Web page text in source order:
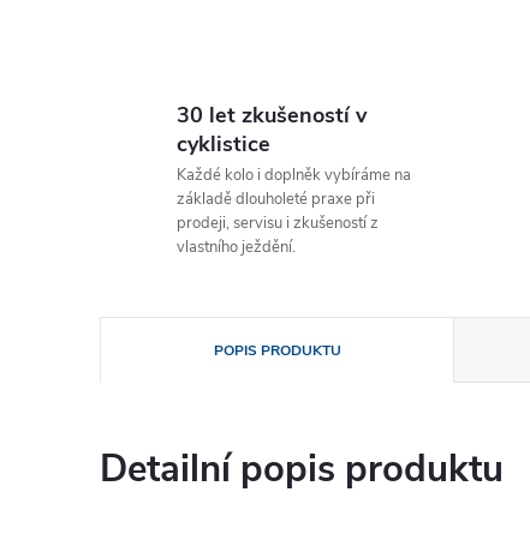
30 let zkušeností v
cyklistice
Každé kolo i doplněk vybíráme na
základě dlouholeté praxe při
prodeji, servisu i zkušeností z
vlastního ježdění.
POPIS PRODUKTU
Detailní popis produktu